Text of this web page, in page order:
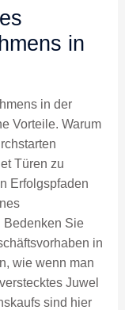
in
in der
Vorteile. Warum
Türen zu
Erfolgspfaden
Bedenken Sie
in
wie wenn man
Juwel
sind hier